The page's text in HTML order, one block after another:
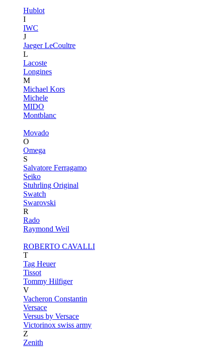
Hublot
I
IWC
J
Jaeger LeCoultre
L
Lacoste
Longines
M
Michael Kors
Michele
MIDO
Montblanc
Movado
O
Omega
S
Salvatore Ferragamo
Seiko
Stuhrling Original
Swatch
Swarovski
R
Rado
Raymond Weil
ROBERTO CAVALLI
T
Tag Heuer
Tissot
Tommy Hilfiger
V
Vacheron Constantin
Versace
Versus by Versace
Victorinox swiss army
Z
Zenith